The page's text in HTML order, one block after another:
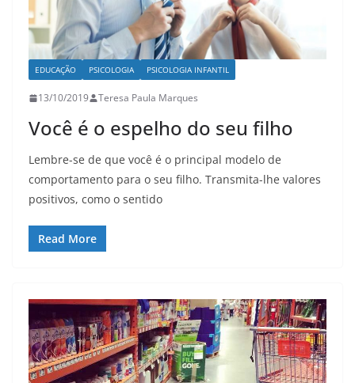
EDUCAÇÃO PSICOLOGIA PSICOLOGIA INFANTIL
13/10/2019 Teresa Paula Marques
Você é o espelho do seu filho
Lembre-se de que você é o principal modelo de
comportamento para o seu filho. Transmita-lhe valores
positivos, como o sentido
Read More